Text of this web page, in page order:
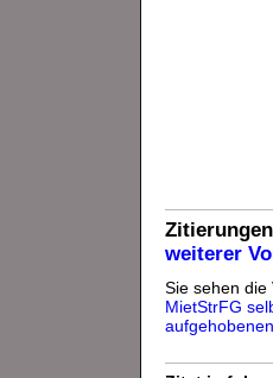
weiterer
Sie sehen die
MietStrFG